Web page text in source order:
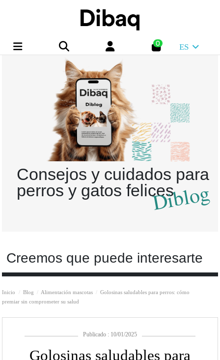
0 ES
Consejos y cuidados para
perros y gatos felicesDiblog
Creemos que puede interesarte
Inicio Blog Alimentación mascotas
Golosinas saludables para perros: cómo
premiar sin comprometer su salud
Publicado : 10/01/2025
Golosinas saludables para